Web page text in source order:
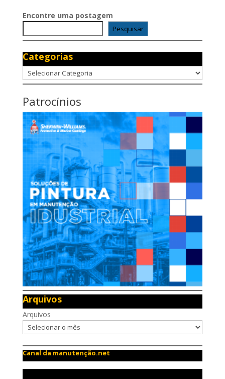
Encontre uma postagem
Pesquisar
Categorias
Categorias
Patrocínios
Arquivos
Arquivos
Canal da manutenção.net